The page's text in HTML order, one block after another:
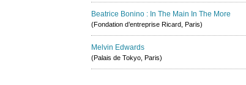
Beatrice Bonino : In The Main In The More
(Fondation d’entreprise Ricard, Paris)
Melvin Edwards
(Palais de Tokyo, Paris)